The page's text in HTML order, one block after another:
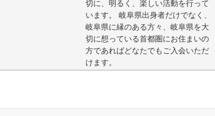
切に、明るく、楽しい活動を行って
います。 岐阜県出身者だけでなく、
岐阜県に縁のある方々、岐阜県を大
切に想っている首都圏にお住まいの
方であればどなたでもご入会いただ
けます。